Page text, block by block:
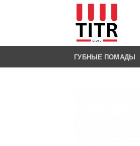
ГУБНЫЕ ПОМАДЫ